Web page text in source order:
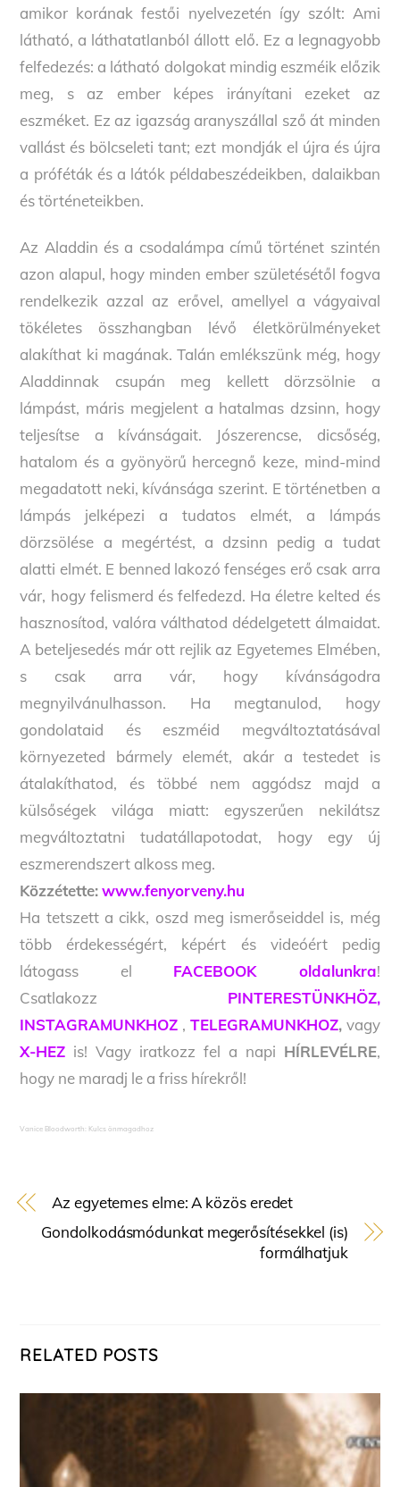
amikor korának festői nyelvezetén így szólt: Ami
látható, a láthatatlanból állott elő. Ez a legnagyobb
felfedezés: a látható dolgokat mindig eszméik előzik
meg, s az ember képes irányítani ezeket az
eszméket. Ez az igazság aranyszállal sző át minden
vallást és bölcseleti tant; ezt mondják el újra és újra
a próféták és a látók példabeszédeikben, dalaikban
és történeteikben.
Az Aladdin és a csodalámpa című történet szintén
azon alapul, hogy minden ember születésétől fogva
rendelkezik azzal az erővel, amellyel a vágyaival
tökéletes összhangban lévő életkörülményeket
alakíthat ki magának. Talán emlékszünk még, hogy
Aladdinnak csupán meg kellett dörzsölnie a
lámpást, máris megjelent a hatalmas dzsinn, hogy
teljesítse a kívánságait. Jószerencse, dicsőség,
hatalom és a gyönyörű hercegnő keze, mind-mind
megadatott neki, kívánsága szerint. E történetben a
lámpás jelképezi a tudatos elmét, a lámpás
dörzsölése a megértést, a dzsinn pedig a tudat
alatti elmét. E benned lakozó fenséges erő csak arra
vár, hogy felismerd és felfedezd. Ha életre kelted és
hasznosítod, valóra válthatod dédelgetett álmaidat.
A beteljesedés már ott rejlik az Egyetemes Elmében,
s csak arra vár, hogy kívánságodra
megnyilvánulhasson. Ha megtanulod, hogy
gondolataid és eszméid megváltoztatásával
környezeted bármely elemét, akár a testedet is
átalakíthatod, és többé nem aggódsz majd a
külsőségek világa miatt: egyszerűen nekilátsz
megváltoztatni tudatállapotodat, hogy egy új
eszmerendszert alkoss meg.
Közzétette: www.fenyorveny.hu
Ha tetszett a cikk, oszd meg ismerőseiddel is, még
több érdekességért, képért és videóért pedig
látogass el FACEBOOK oldalunkra!
Csatlakozz PINTERESTÜNKHÖZ,
INSTAGRAMUNKHOZ , TELEGRAMUNKHOZ,vagy
X-HEZ is! Vagy iratkozz fel a napi HÍRLEVÉLRE,
hogy ne maradj le a friss hírekről!
Vanice Bloodworth: Kulcs önmagadhoz
Az egyetemes elme: A közös eredet
Gondolkodásmódunkat megerősítésekkel (is)
formálhatjuk
RELATED POSTS